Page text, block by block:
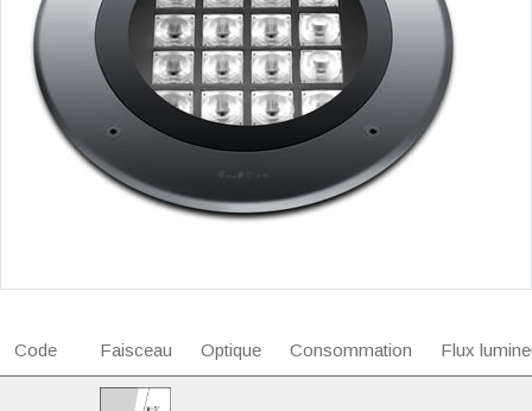
Code Faisceau Optique Consommation Flux